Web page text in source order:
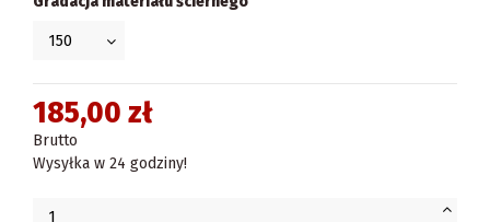
185,00 zł
Brutto
Wysyłka w 24 godziny!